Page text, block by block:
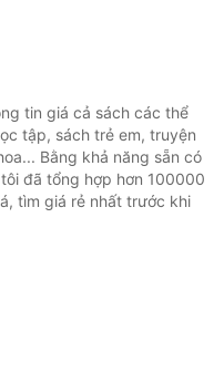
tin giá cả sách các thể
tập, sách trẻ em, truyện
Bằng khả năng sẵn có
đã tổng hợp hơn 100000
tìm giá rẻ nhất trước khi